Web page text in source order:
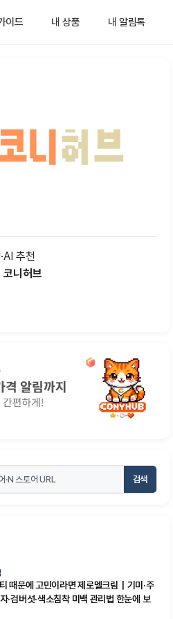
이드 내 상품 내 알림톡
추천
코니허브
검색
때문에 고민이라면 제로멜크림｜기미·주
·검버섯·색소침착 미백 관리법 한눈에 보